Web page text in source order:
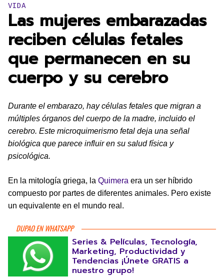
Publicado en:
VIDA
Las mujeres embarazadas
reciben células fetales
que permanecen en su
cuerpo y su cerebro
Durante el embarazo, hay células fetales que migran a
múltiples órganos del cuerpo de la madre, incluido el
cerebro. Este microquimerismo fetal deja una señal
biológica que parece influir en su salud física y
psicológica.
En la mitología griega, la Quimera era un ser híbrido
compuesto por partes de diferentes animales. Pero existe
un equivalente en el mundo real.
DUPAO EN WHATSAPP
Series & Películas, Tecnología,
Marketing, Productividad y
Tendencias ¡Únete GRATIS a
nuestro grupo!